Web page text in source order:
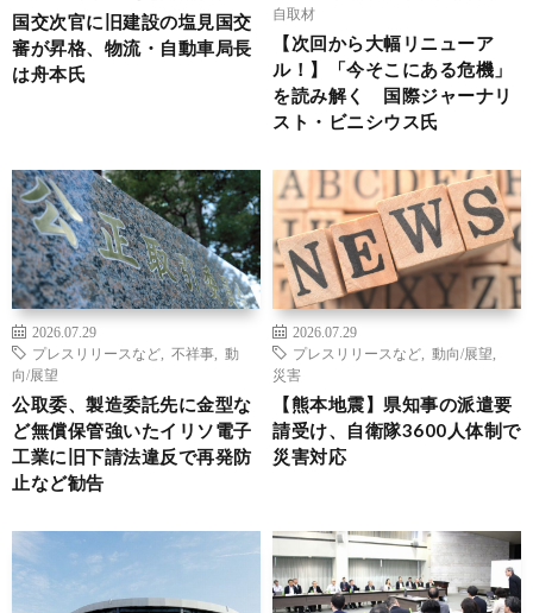
国交次官に旧建設の塩見国交
審が昇格、物流・自動車局長
は舟本氏
自取材
【次回から大幅リニューア
ル！】「今そこにある危機」
を読み解く 国際ジャーナリ
スト・ビニシウス氏
2026.07.29
プレスリリースなど
不祥事
動
向/展望
公取委、製造委託先に金型な
ど無償保管強いたイリソ電子
工業に旧下請法違反で再発防
止など勧告
2026.07.29
プレスリリースなど
動向/展望
災害
【熊本地震】県知事の派遣要
請受け、自衛隊3600人体制で
災害対応